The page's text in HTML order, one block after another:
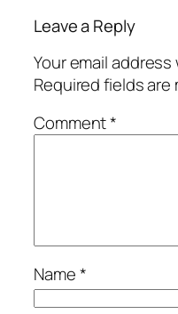
Leave a Reply
Your email
Required fields are
Comment*
Name*